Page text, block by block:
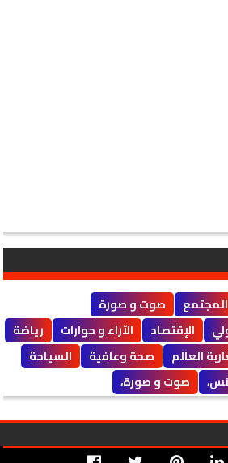
المجتمع
صوت و صورة
الإقتصاد الآراء و حوارات
رياضة
العالم صحة وعافية
السياحة
صوت و صورة،